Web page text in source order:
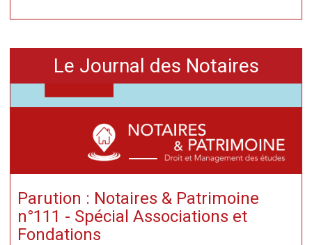
Le Journal des Notaires
Parution : Notaires & Patrimoine
n°111 - Spécial Associations et
Fondations